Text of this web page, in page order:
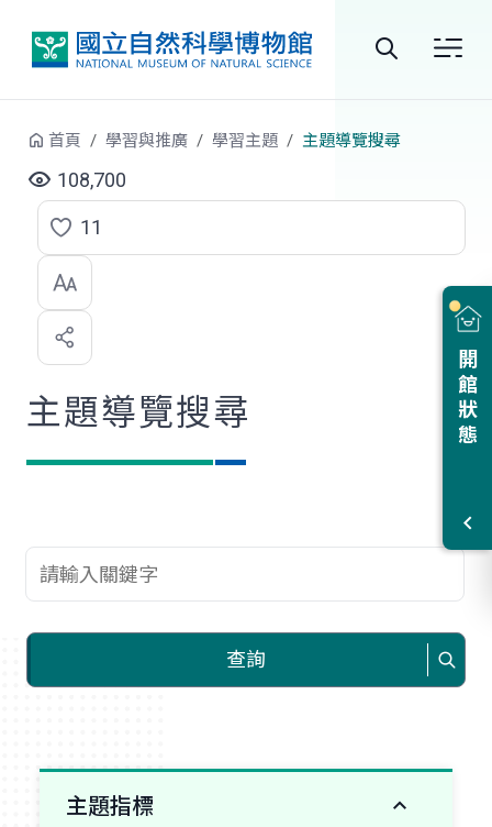
站
尋
開館狀態
首頁 學習與推廣 學習主題 主題導覽搜尋
108,700
點
選
喜
歡
11
主題導覽搜尋
查詢關鍵字
查詢
主題指標